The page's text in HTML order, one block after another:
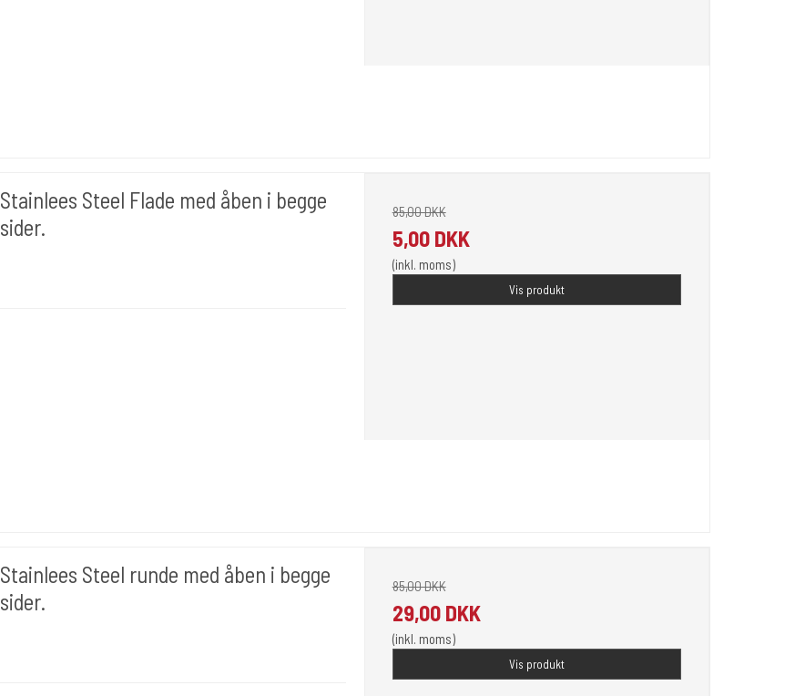
Stainlees Steel Flade med åben i begge
sider.
85,00 DKK
5,00 DKK
(inkl. moms)
Vis produkt
Stainlees Steel runde med åben i begge
sider.
85,00 DKK
29,00 DKK
(inkl. moms)
Vis produkt